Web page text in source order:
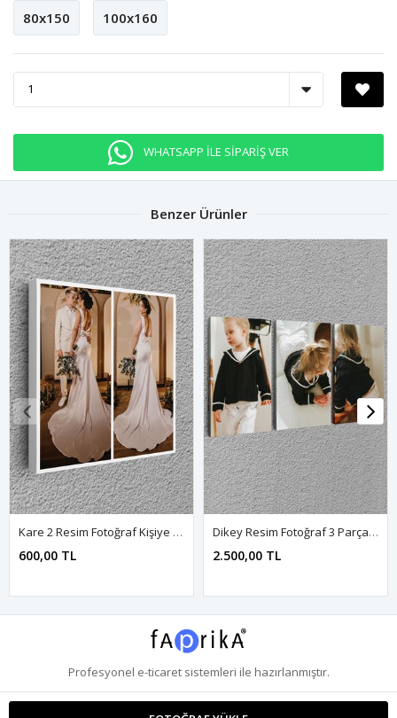
80x150 100x160
WHATSAPP İLE SİPARİŞ VER
Benzer Ürünler
Kare 2 Resim Fotoğraf Kişiye Özel Kanvas Tablo 00006
600,00 TL
Dikey Resim Fotoğraf 3 Parça Kişiye Özel Kanvas Tablo 107500
2.500,00 TL
Profesyonel e-ticaretsistemleri ile hazırlanmıştır.